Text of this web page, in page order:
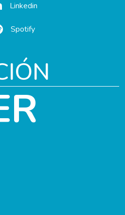
Linkedin
Spotify